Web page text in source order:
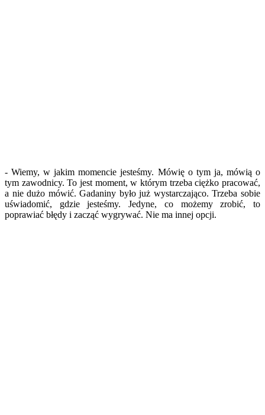
- Wiemy, w jakim momencie jesteśmy. Mówię o tym ja, mówią o
tym zawodnicy. To jest moment, w którym trzeba ciężko pracować,
a nie dużo mówić. Gadaniny było już wystarczająco. Trzeba sobie
uświadomić, gdzie jesteśmy. Jedyne, co możemy zrobić, to
poprawiać błędy i zacząć wygrywać. Nie ma innej opcji.